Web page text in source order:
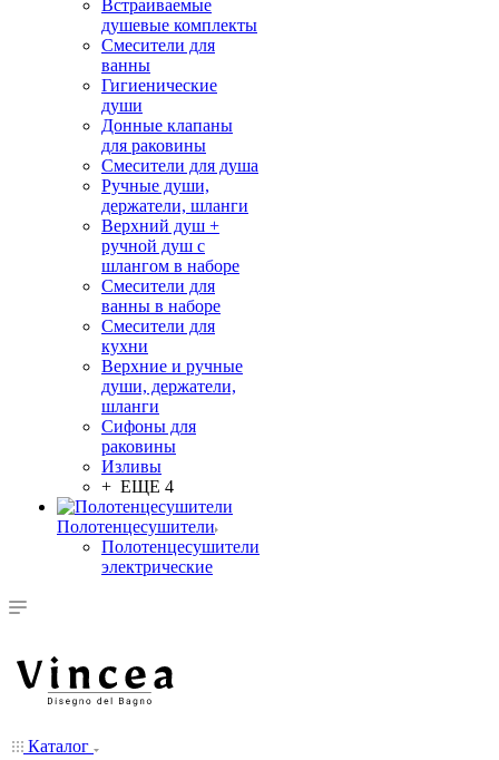
Встраиваемые
душевые комплекты
Смесители для
ванны
Гигиенические
души
Донные клапаны
для раковины
Смесители для душа
Ручные души,
держатели, шланги
Верхний душ +
ручной душ с
шлангом в наборе
Смесители для
ванны в наборе
Смесители для
кухни
Верхние и ручные
души, держатели,
шланги
Сифоны для
раковины
Изливы
+ ЕЩЕ 4
Полотенцесушители
Полотенцесушители
электрические
Каталог